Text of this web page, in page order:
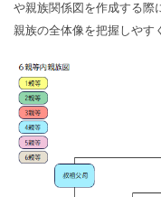
や親族関係図を作成する際
親族の全体像を把握しやす